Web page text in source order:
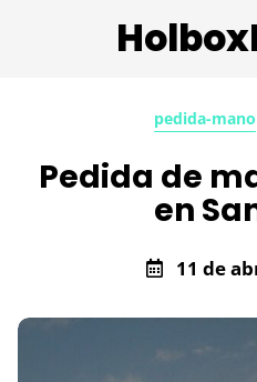
pedida-mano
Pedida de
en
11 de